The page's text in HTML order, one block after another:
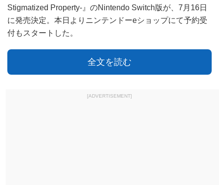
Stigmatized Property‐』のNintendo Switch版が、7月16日
に発売決定。本日よりニンテンドーeショップにて予約受
付もスタートした。
全文を読む
[ADVERTISEMENT]